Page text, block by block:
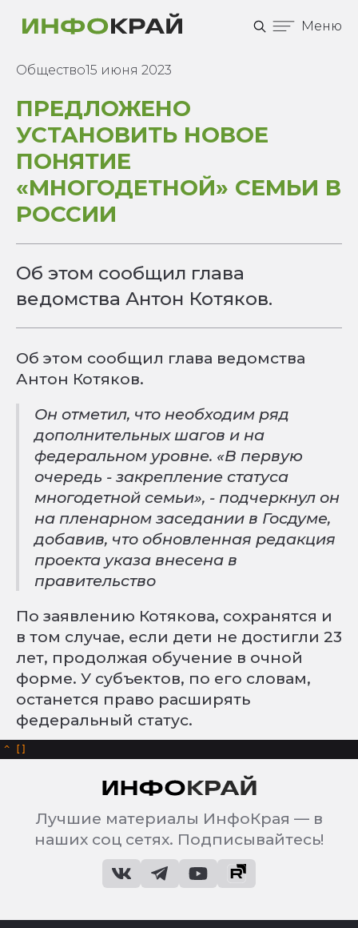
Меню
Общество15 июня 2023
ПРЕДЛОЖЕНО
УСТАНОВИТЬ НОВОЕ
ПОНЯТИЕ
«МНОГОДЕТНОЙ» СЕМЬИ В
РОССИИ
Об этом сообщил глава
ведомства Антон Котяков.
Об этом сообщил глава ведомства
Антон Котяков.
Он отметил, что необходим ряд
дополнительных шагов и на
федеральном уровне. «В первую
очередь - закрепление статуса
многодетной семьи», - подчеркнул он
на пленарном заседании в Госдуме,
добавив, что обновленная редакция
проекта указа внесена в
правительство
По заявлению Котякова, сохранятся и
в том случае, если дети не достигли 23
лет, продолжая обучение в очной
форме. У субъектов, по его словам,
останется право расширять
федеральный статус.
^
Лучшие материалы ИнфоКрая — в
наших соц сетях. Подписывайтесь!